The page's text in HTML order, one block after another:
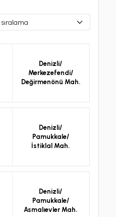
Denizli/
Merkezefendi/
Değirmenönü Mah.
Denizli/
Pamukkale/
İstiklal Mah.
Denizli/
Pamukkale/
Asmalıevler Mah.